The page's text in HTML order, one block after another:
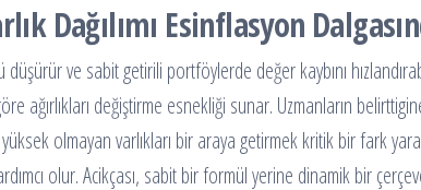
Dağılımı Esinflasyon
ve sabit getirili portföylerde değer kaybını
ağırlıkları değiştirme esnekliği sunar. Uzmanların
olmayan varlıkları bir araya getirmek kritik bir fark
olur. Acikçası, sabit bir formül yerine dinamik bir